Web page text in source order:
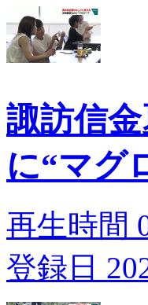
諏訪信
に“マグ
再生時間
登録日